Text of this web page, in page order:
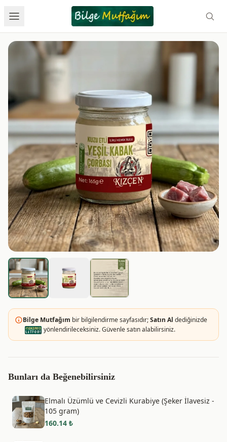
Bilge Mutfağım bir bilgilendirme sayfasıdır;Satın Al dediğinizde
yönlendirileceksiniz. Güvenle satın alabilirsiniz.
Bunları da Beğenebilirsiniz
Elmalı Üzümlü ve Cevizli Kurabiye (Şeker İlavesiz -
105 gram)
160.14 ₺